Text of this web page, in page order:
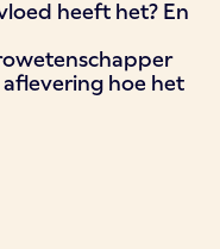
heeft het? En
hoe het